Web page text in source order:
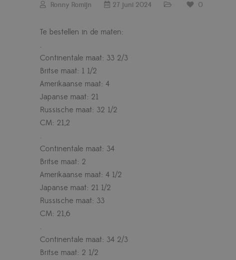
Ronny Romijn 27 juni 2024 0
Te bestellen in de maten:
.
Continentale maat: 33 2/3
Britse maat: 1 1/2
Amerikaanse maat: 4
Japanse maat: 21
Russische maat: 32 1/2
CM: 21,2
.
Continentale maat: 34
Britse maat: 2
Amerikaanse maat: 4 1/2
Japanse maat: 21 1/2
Russische maat: 33
CM: 21,6
.
Continentale maat: 34 2/3
Britse maat: 2 1/2